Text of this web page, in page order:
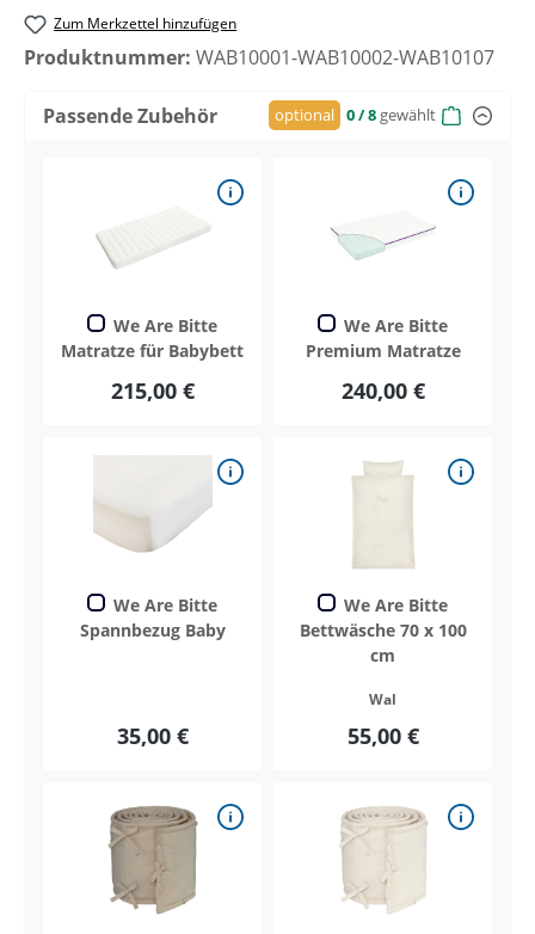
Zum Merkzettel hinzufügen
Produktnummer: WAB10001-WAB10002-WAB10107
Passende Zubehör optional 0/ 8 gewählt
We Are Bitte
Matratze für Babybett
215,00 €
We Are Bitte
Premium Matratze
240,00 €
We Are Bitte
Spannbezug Baby
35,00 €
We Are Bitte
Bettwäsche 70 x 100
cm
Wal
55,00 €